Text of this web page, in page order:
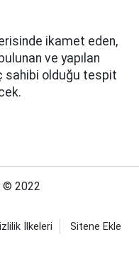
ikamet eden,
ve yapılan
sahibi olduğu tespit
© 2022
İlkeleri Sitene Ekle